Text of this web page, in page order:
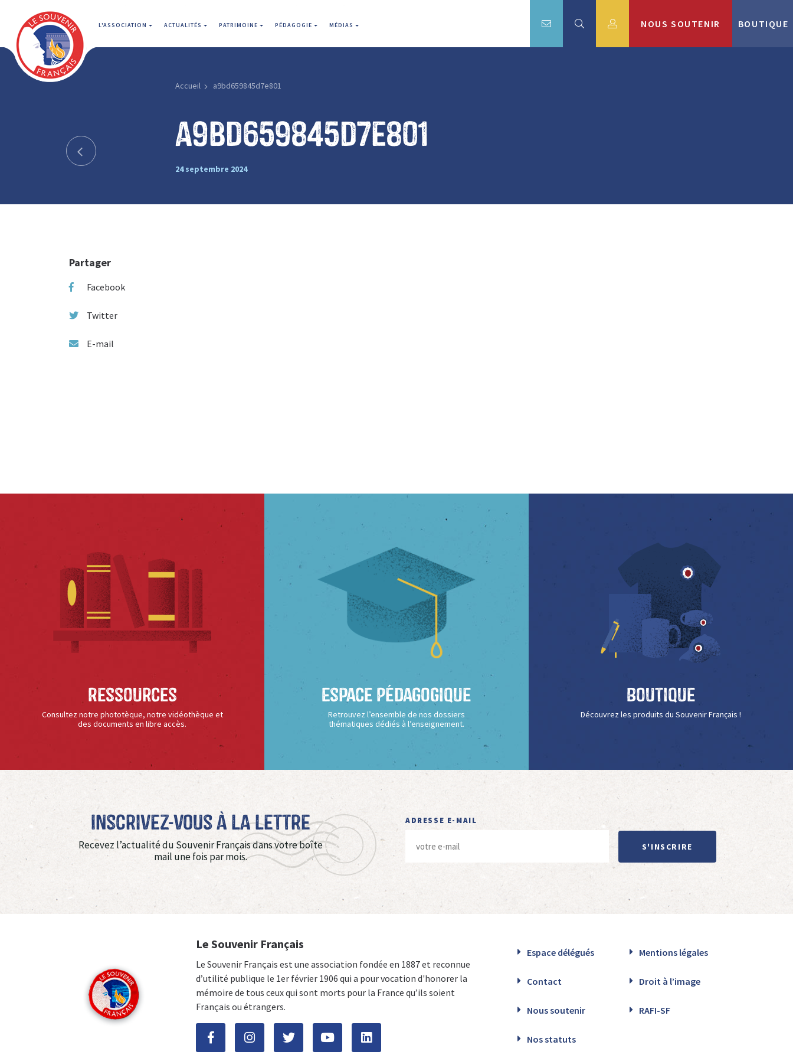
L'ASSOCIATION ACTUALITÉS PATRIMOINE PÉDAGOGIE MÉDIAS NOUS SOUTENIR BOUTIQUE
Accueil a9bd659845d7e801
a9bd659845d7e801
24 septembre 2024
Partager
Facebook
Twitter
E-mail
Ressources
Consultez notre phototèque, notre vidéothèque et
des documents en libre accès.
Espace Pédagogique
Retrouvez l’ensemble de nos dossiers
thématiques dédiés à l’enseignement.
Boutique
Découvrez les produits du Souvenir Français !
Inscrivez-vous à La Lettre
Recevez l’actualité du Souvenir Français dans votre boîte
mail une fois par mois.
ADRESSE E-MAIL
S'INSCRIRE
Le Souvenir Français
Le Souvenir Français est une association fondée en 1887 et reconnue
d’utilité publique le 1er février 1906 qui a pour vocation d'honorer la
mémoire de tous ceux qui sont morts pour la France qu’ils soient
Français ou étrangers.
Espace délégués Mentions légales
Contact Droit à l’image
Nous soutenir RAFI-SF
Nos statuts